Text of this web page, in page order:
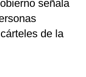
señala
de la